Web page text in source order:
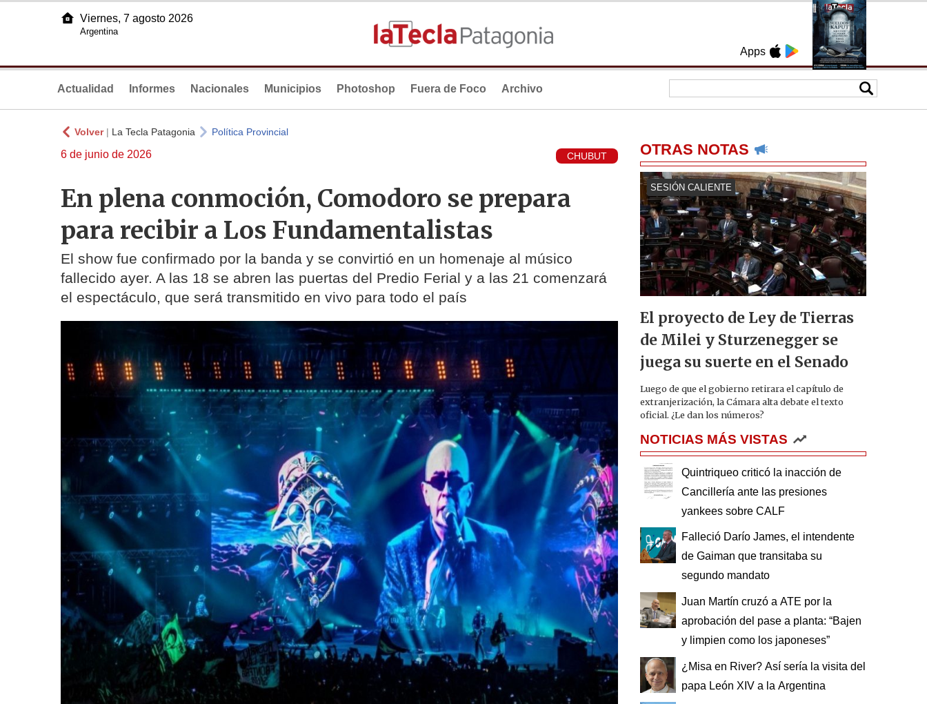
Apps
Viernes, 7 agosto 2026
Argentina
Actualidad Informes Nacionales Municipios Photoshop Fuera de Foco Archivo
Volver| La Tecla Patagonia Política Provincial
6 de junio de 2026 CHUBUT
En plena conmoción, Comodoro se prepara
para recibir a Los Fundamentalistas
El show fue confirmado por la banda y se convirtió en un homenaje al músico
fallecido ayer. A las 18 se abren las puertas del Predio Ferial y a las 21 comenzará
el espectáculo, que será transmitido en vivo para todo el país ​​​​​​​
OTRAS NOTAS
SESIÓN CALIENTE
El proyecto de Ley de Tierras
de Milei y Sturzenegger se
juega su suerte en el Senado
Luego de que el gobierno retirara el capítulo de
extranjerización, la Cámara alta debate el texto
oficial. ¿Le dan los números?
NOTICIAS MÁS VISTAS
Quintriqueo criticó la inacción de
Cancillería ante las presiones
yankees sobre CALF
Falleció Darío James, el intendente
de Gaiman que transitaba su
segundo mandato
Juan Martín cruzó a ATE por la
aprobación del pase a planta: “Bajen
y limpien como los japoneses”
¿Misa en River? Así sería la visita del
papa León XIV a la Argentina